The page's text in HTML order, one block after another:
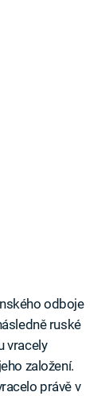
odboje
ruské
vracely
založení.
právě v